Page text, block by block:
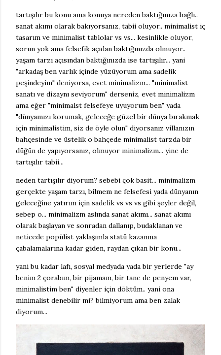
tartışılır bu konu ama konuya nereden baktığınıza bağlı..
sanat akımı olarak bakıyorsanız, tabii oluyor.. minimalist iç
tasarım ve minimalist tablolar vs vs... kesinlikle oluyor,
sorun yok ama felsefik açıdan baktığınızda olmuyor..
yaşam tarzı açısından baktığınızda ise tartışılır... yani
"arkadaş ben varlık içinde yüzüyorum ama sadelik
peşindeyim" deniyorsa, evet minimalizm... "minimalist
sanatı ve dizaynı seviyorum" derseniz, evet minimalizm
ama eğer "minimalst felsefeye uyuyorum ben" yada
"dünyamızı korumak, geleceğe güzel bir dünya bırakmak
için minimalistim, siz de öyle olun" diyorsanız villanızın
bahçesinde ve üstelik o bahçede minimalist tarzda bir
düğün de yapıyorsanız, olmuyor minimalizm... yine de
tartışılır tabii...
neden tartışılır diyorum? sebebi çok basit... minimalizm
gerçekte yaşam tarzı, bilmem ne felsefesi yada dünyanın
geleceğine yatırım için sadelik vs vs vs gibi şeyler değil,
sebep o... minimalizm aslında sanat akımı... sanat akımı
olarak başlayan ve sonradan dallanıp, budaklanan ve
neticede popülist yaklaşımla statü kazanma
çabalamalarına kadar giden, raydan çıkan bir konu...
yani bu kadar lafı, sosyal medyada yada bir yerlerde "ay
benim 2 çorabım, bir pijamam, bir tane de penyem var,
minimalistim ben" diyenler için döktüm.. yani ona
minimalist denebilir mi? bilmiyorum ama ben zalak
diyorum...